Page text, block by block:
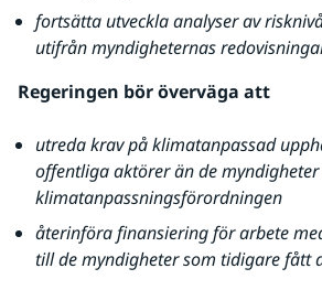
fortsätta utveckla analyser av
utifrån myndigheternas
Regeringen bör överväga att
utreda krav på klimatanpassad
offentliga aktörer än de
klimatanpassningsförordningen
återinföra finansiering för arbete
till de myndigheter som tidigare fått